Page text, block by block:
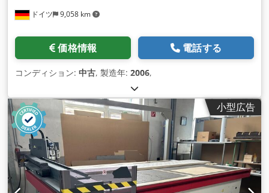
ドイツ 9,058 km
価格情報 電話する
コンディション: 中古, 製造年: 2006,
小型広告